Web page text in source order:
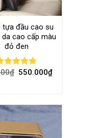
tựa đầu cao su
cao cấp màu
đỏ đen
4.80
₫ 550.000₫